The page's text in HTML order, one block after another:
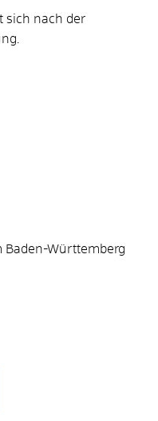
sich nach der
Württemberg